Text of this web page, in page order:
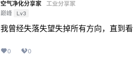
空气净化分享家
工业分享家
巅峰 Lv3
我曾经失落失望失掉所有方向，直到
0 0